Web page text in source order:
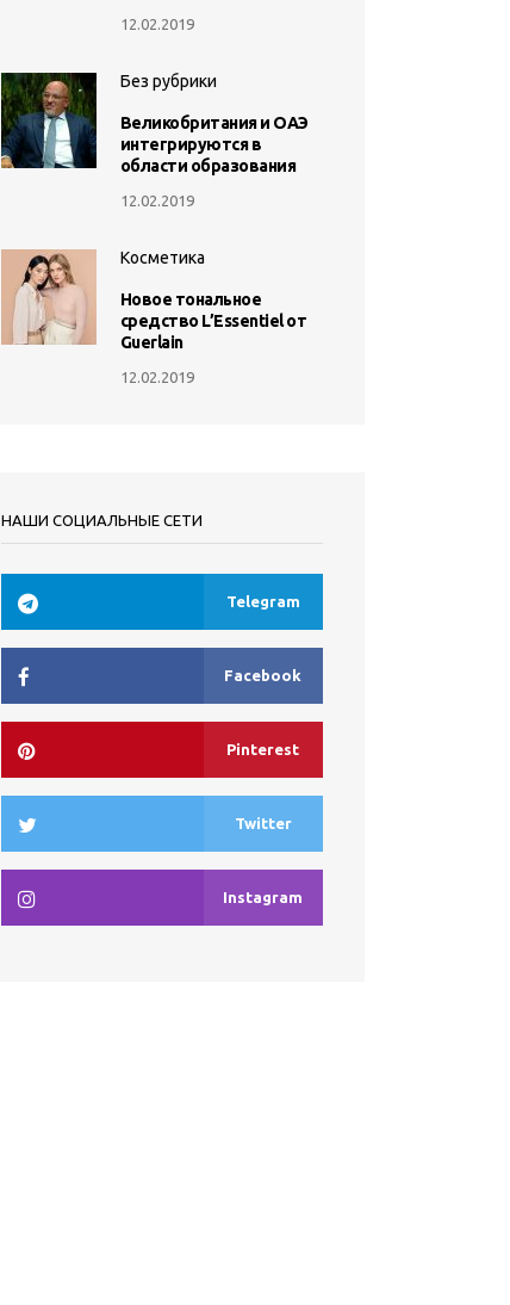
12.02.2019
Без рубрики
Великобритания и ОАЭ
интегрируются в
области образования
12.02.2019
Косметика
Новое тональное
средство L’Essentiel от
Guerlain
12.02.2019
НАШИ СОЦИАЛЬНЫЕ СЕТИ
Telegram
Facebook
Pinterest
Twitter
Instagram